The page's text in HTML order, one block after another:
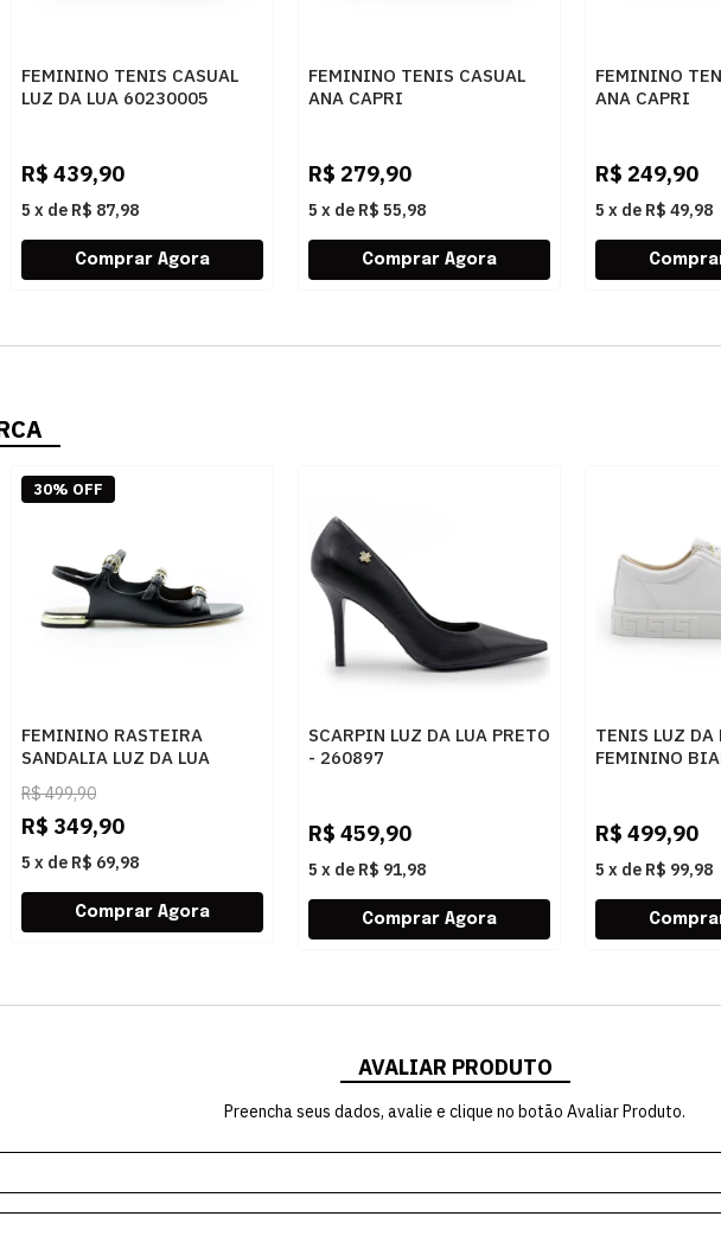
FEMININO TENIS CASUAL
LUZ DA LUA 60230005
R$ 439,90
5 x de R$ 87,98
FEMININO TENIS CASUAL
ANA CAPRI
R$ 279,90
5 x de R$ 55,98
FEMININO
ANA CAPRI
R$ 249,90
5 x de R$ 49,98
FEMININO RASTEIRA
SANDALIA LUZ DA LUA
80270037 ATACAMA PRETO
R$499,90
R$ 349,90
5 x de R$ 69,98
30% OFF
SCARPIN LUZ DA LUA PRETO
- 260897
R$ 459,90
5 x de R$ 91,98
TENIS LUZ DA
FEMININO
R$ 499,90
5 x de R$ 99,98
AVALIAR PRODUTO
Preencha seus dados, avalie e clique no botão Avaliar Produto.